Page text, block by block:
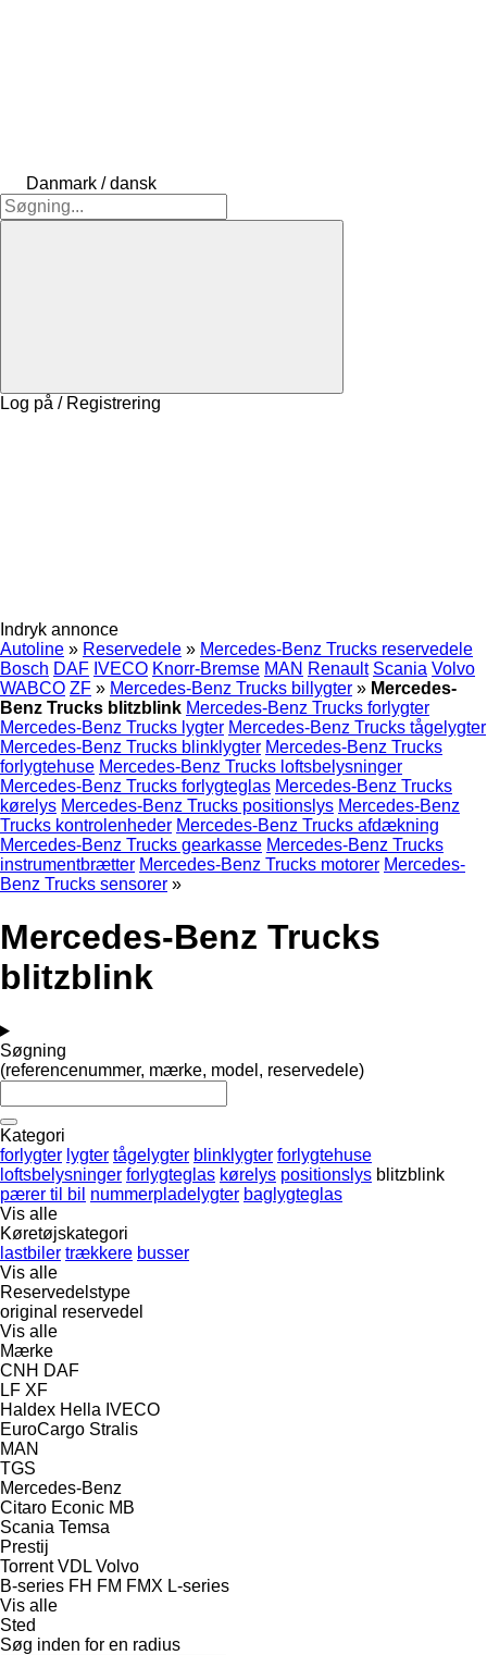
Danmark / dansk
Log på / Registrering
Indryk annonce
Autoline » Reservedele » Mercedes-Benz Trucks reservedele
Bosch DAF IVECO Knorr-Bremse MAN Renault Scania Volvo
WABCO ZF » Mercedes-Benz Trucks billygter » Mercedes-
Benz Trucks blitzblink Mercedes-Benz Trucks forlygter
Mercedes-Benz Trucks lygter Mercedes-Benz Trucks tågelygter
Mercedes-Benz Trucks blinklygter Mercedes-Benz Trucks
forlygtehuse Mercedes-Benz Trucks loftsbelysninger
Mercedes-Benz Trucks forlygteglas Mercedes-Benz Trucks
kørelys Mercedes-Benz Trucks positionslys Mercedes-Benz
Trucks kontrolenheder Mercedes-Benz Trucks afdækning
Mercedes-Benz Trucks gearkasse Mercedes-Benz Trucks
instrumentbrætter Mercedes-Benz Trucks motorer Mercedes-
Benz Trucks sensorer »
Mercedes-Benz Trucks
blitzblink
Søgning
(referencenummer, mærke, model, reservedele)
Kategori
forlygter lygter tågelygter blinklygter forlygtehuse
loftsbelysninger forlygteglas kørelys positionslys blitzblink
pærer til bil nummerpladelygter baglygteglas
Vis alle
Køretøjskategori
lastbiler trækkere busser
Vis alle
Reservedelstype
original reservedel
Vis alle
Mærke
CNH DAF
LF XF
Haldex Hella IVECO
EuroCargo Stralis
MAN
TGS
Mercedes-Benz
Citaro Econic MB
Scania Temsa
Prestij
Torrent VDL Volvo
B-series FH FM FMX L-series
Vis alle
Sted
Søg inden for en radius